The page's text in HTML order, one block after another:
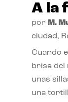
A la
por M.
ciudad,
Cuando
brisa del
unas
una